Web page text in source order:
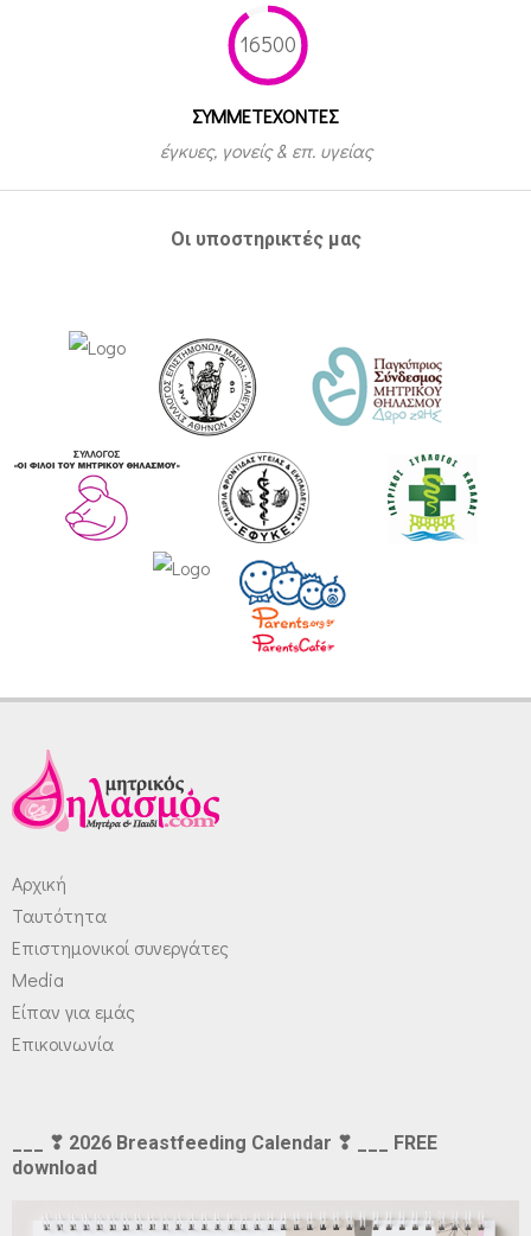
16500
ΣΥΜΜΕΤEΧΟΝΤΕΣ
έγκυες, γονείς & επ. υγείας
Οι υποστηρικτές μας
Αρχική
Ταυτότητα
Επιστημονικοί συνεργάτες
Media
Είπαν για εμάς
Επικοινωνία
___ ❣ 2026 Breastfeeding Calendar ❣ ___ FREE
download